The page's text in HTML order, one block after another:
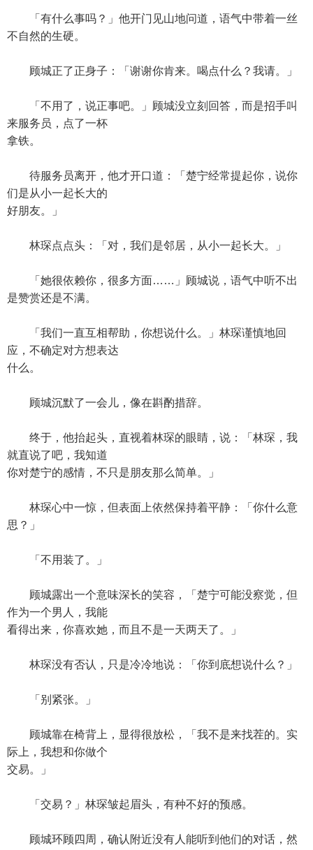
「有什么事吗？」他开门见山地问道，语气中带着一丝
不自然的生硬。
顾城正了正身子：「谢谢你肯来。喝点什么？我请。」
「不用了，说正事吧。」顾城没立刻回答，而是招手叫
来服务员，点了一杯
拿铁。
待服务员离开，他才开口道：「楚宁经常提起你，说你
们是从小一起长大的
好朋友。」
林琛点点头：「对，我们是邻居，从小一起长大。」
「她很依赖你，很多方面……」顾城说，语气中听不出
是赞赏还是不满。
「我们一直互相帮助，你想说什么。」林琛谨慎地回
应，不确定对方想表达
什么。
顾城沉默了一会儿，像在斟酌措辞。
终于，他抬起头，直视着林琛的眼睛，说：「林琛，我
就直说了吧，我知道
你对楚宁的感情，不只是朋友那么简单。」
林琛心中一惊，但表面上依然保持着平静：「你什么意
思？」
「不用装了。」
顾城露出一个意味深长的笑容，「楚宁可能没察觉，但
作为一个男人，我能
看得出来，你喜欢她，而且不是一天两天了。」
林琛没有否认，只是冷冷地说：「你到底想说什么？」
「别紧张。」
顾城靠在椅背上，显得很放松，「我不是来找茬的。实
际上，我想和你做个
交易。」
「交易？」林琛皱起眉头，有种不好的预感。
顾城环顾四周，确认附近没有人能听到他们的对话，然